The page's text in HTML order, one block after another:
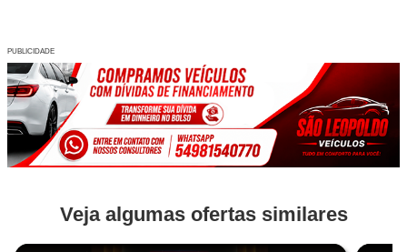
PUBLICIDADE
Veja algumas ofertas similares